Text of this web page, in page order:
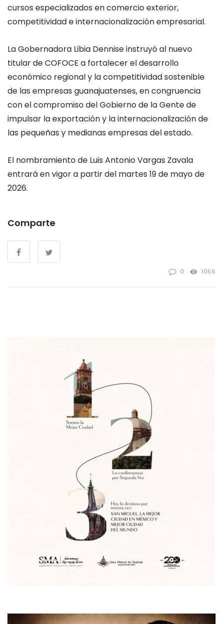
cursos especializados en comercio exterior,
competitividad e internacionalización empresarial.
La Gobernadora Libia Dennise instruyó al nuevo
titular de COFOCE a fortalecer el desarrollo
económico regional y la competitividad sostenible
de las empresas guanajuatenses, en congruencia
con el compromiso del Gobierno de la Gente de
impulsar la exportación y la internacionalización de
las pequeñas y medianas empresas del estado.
El nombramiento de Luis Antonio Vargas Zavala
entrará en vigor a partir del martes 19 de mayo de
2026.
Comparte
0 1056